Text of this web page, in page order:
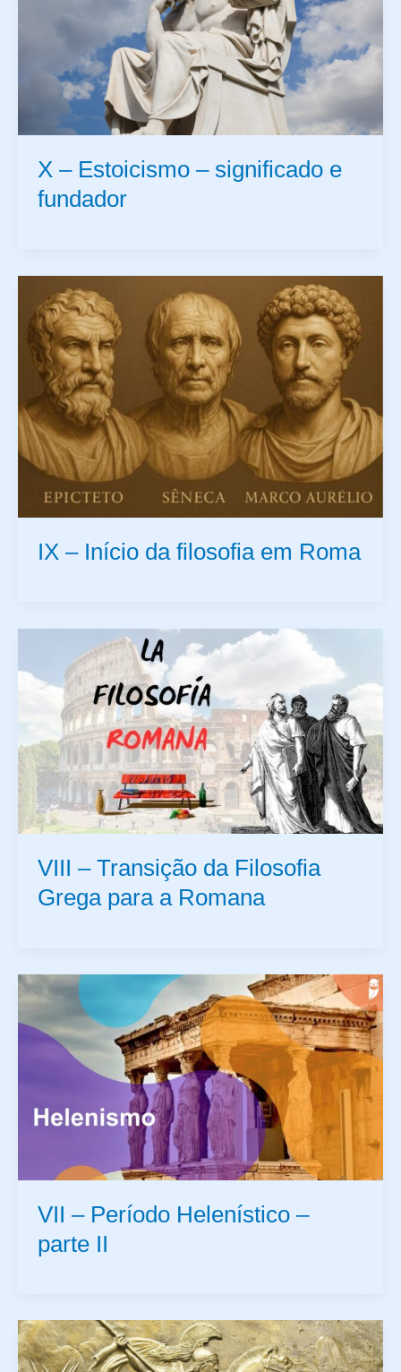
X – Estoicismo – significado e
fundador
IX – Início da filosofia em Roma
VIII – Transição da Filosofia
Grega para a Romana
VII – Período Helenístico –
parte II